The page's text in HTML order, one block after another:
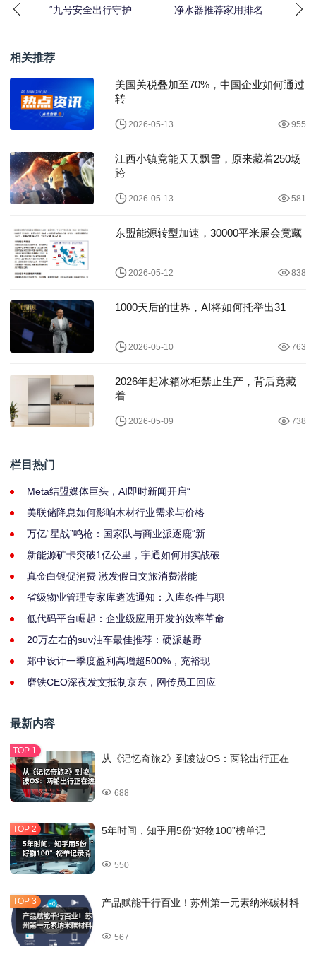
“九号安全出行守护行
净水器推荐家用排名，
相关推荐
美国关税叠加至70%，中国企业如何通过
转
2026-05-13 955
江西小镇竟能天天飘雪，原来藏着250场
跨
2026-05-13 581
东盟能源转型加速，30000平米展会竟藏
2026-05-12 838
1000天后的世界，AI将如何托举出31
2026-05-10 763
2026年起冰箱冰柜禁止生产，背后竟藏
着
2026-05-09 738
栏目热门
Meta结盟媒体巨头，AI即时新闻开启“
美联储降息如何影响木材行业需求与价格
万亿“星战”鸣枪：国家队与商业派逐鹿“新
新能源矿卡突破1亿公里，宇通如何用实战破
真金白银促消费 激发假日文旅消费潜能
省级物业管理专家库遴选通知：入库条件与职
低代码平台崛起：企业级应用开发的效率革命
20万左右的suv油车最佳推荐：硬派越野
郑中设计一季度盈利高增超500%，充裕现
磨铁CEO深夜发文抵制京东，网传员工回应
最新内容
从《记忆奇旅2》到凌波OS：两轮出行正在
688
5年时间，知乎用5份“好物100”榜单记
550
产品赋能千行百业！苏州第一元素纳米碳材料
567